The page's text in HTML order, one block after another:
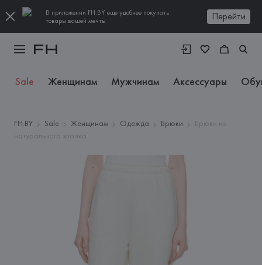
В приложении FH.BY еще удобнее покупать
товары вашей мечты
Перейти
Sale Женщинам Мужчинам Аксессуары
FH.BY Sale Женщинам Одежда Брюки
Брюки из
натурального хлопка